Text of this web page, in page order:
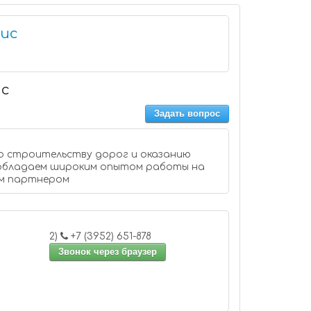
Задать вопрос
строительству дорог и оказанию
широким опытом работы на
партнером
2)
+7 (3952) 651-878
Звонок через браузер